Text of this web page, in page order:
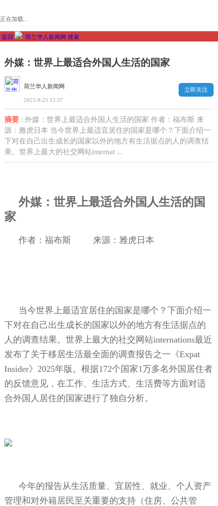
正在加载...
返回 荷兰华人新闻网 搜索
外媒：世界上最适合外国人生活的国家
荷兰华人新闻网
2025-9-25 15:37
立即关注
摘要: 外媒：世界上最适合外国人生活的国家 作者：福布斯 来
源：雅虎日本 当今世界上最适宜居住的国家是哪个？下面介绍一
下对在自己出生成长的国家以外的地方有生活据点的人的调查结
果。世界上最大的社交网站internat ...
外媒：世界上最适合外国人生活的国
家
作者：福布斯 来源：雅虎日本
当今世界上最适宜居住的国家是哪个？下面介绍一
下对在自己出生成长的国家以外的地方有生活据点的
人的调查结果。世界上最大的社交网站internations最近
发布了关于移居生活最全面的调查报告之一《Expat
Insider》 2025年版。根据172个国家1万多名外国居住者
的反馈意见，在工作、生活方式、生活费等方面对适
合外国人居住的国家进行了独自分析。
今年的报告从生活质量、宜居性、就业、个人资产
管理和对外籍居民至关重要的支持（住房、公共管